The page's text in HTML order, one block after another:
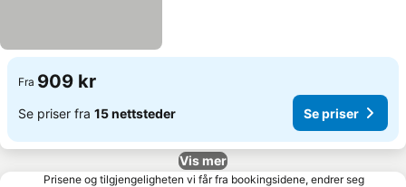
Fra 909 kr
Se priser fra 15 nettsteder Se priser
Vis mer
Prisene og tilgjengeligheten vi får fra bookingsidene, endrer seg